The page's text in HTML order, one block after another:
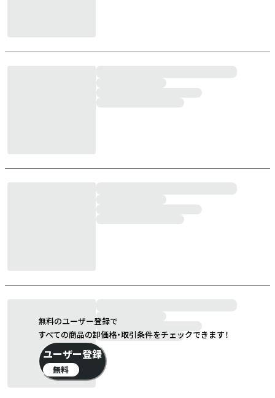
無料のユーザー登録で
すべての商品の卸価格・取引条件をチェックできます！
ユーザー登録
無料